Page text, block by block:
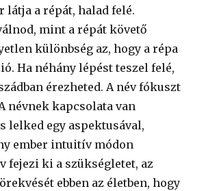
látja a répát, halad felé.
mint a répát követő
különbség az, hogy a répa
Ha néhány lépést teszel felé,
érezheted. A név fókuszt
névnek kapcsolata van
lelked egy aspektusával,
ember intuitív módon
fejezi ki a szükségletet, az
ebben az életben, hogy